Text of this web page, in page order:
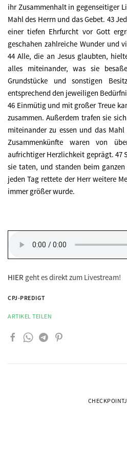
ihr Zusammenhalt in gegenseitiger
Mahl des Herrn und das Gebet. 43
einer tiefen Ehrfurcht vor Gott
geschahen zahlreiche Wunder und
44 Alle, die an Jesus glaubten,
alles miteinander, was sie
Grundstücke und sonstigen
entsprechend den jeweiligen
46 Einmütig und mit großer Treue
zusammen. Außerdem trafen sie
miteinander zu essen und das
Zusammenkünfte waren von
aufrichtiger Herzlichkeit geprägt. 47
sie taten, und standen beim
jeden Tag rettete der Herr weitere
immer größer wurde.
HIER geht es direkt zum Livestream!
CPJ-PREDIGT
ARTIKEL TEILEN